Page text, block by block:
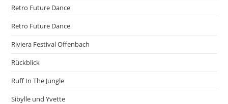
Retro Future Dance
Retro Future Dance
Riviera Festival Offenbach
Rückblick
Ruff In The Jungle
Sibylle und Yvette